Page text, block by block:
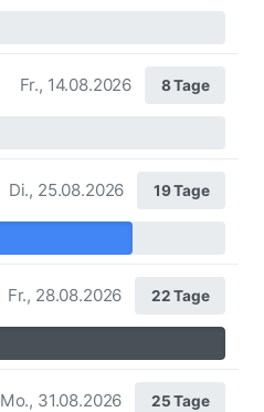
Fr., 14.08.2026 8 Tage
Di., 25.08.2026 19 Tage
Fr., 28.08.2026 22 Tage
Mo., 31.08.2026 25 Tage